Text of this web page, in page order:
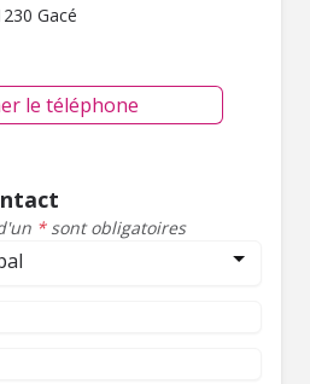
Gacé
le téléphone
*sont obligatoires